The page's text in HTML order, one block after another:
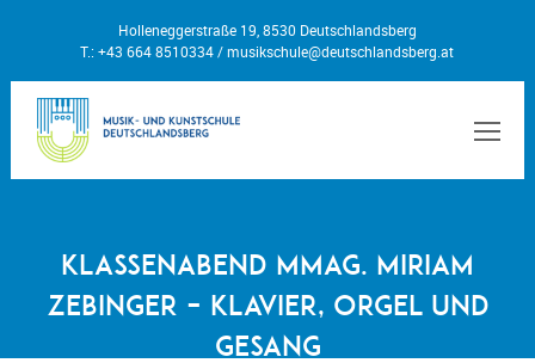
Holleneggerstraße 19, 8530 Deutschlandsberg
T.: +43 664 8510334 /musikschule@deutschlandsberg.at
Klassenabend MMag. Miriam
Zebinger – Klavier, Orgel und
Gesang